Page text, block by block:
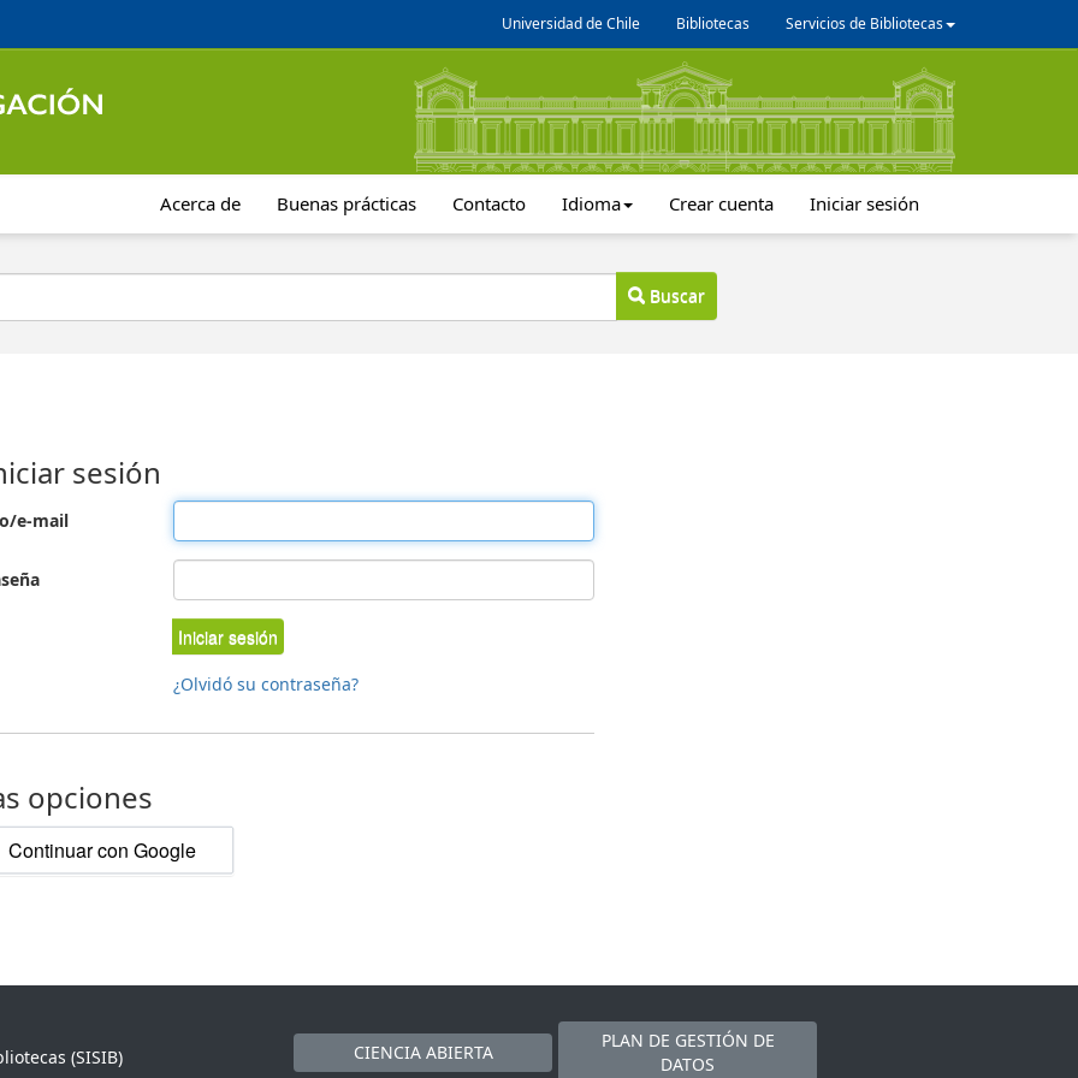
Universidad de Chile Bibliotecas Servicios de Bibliotecas
Acerca de Buenas prácticas Contacto Idioma Crear cuenta Iniciar sesión
Buscar
sesión
e-mail
Iniciar sesión
¿Olvidó su contraseña?
opciones
Continuar con Google
(SISIB)
CIENCIA ABIERTA
PLAN DE GESTIÓN DE
DATOS